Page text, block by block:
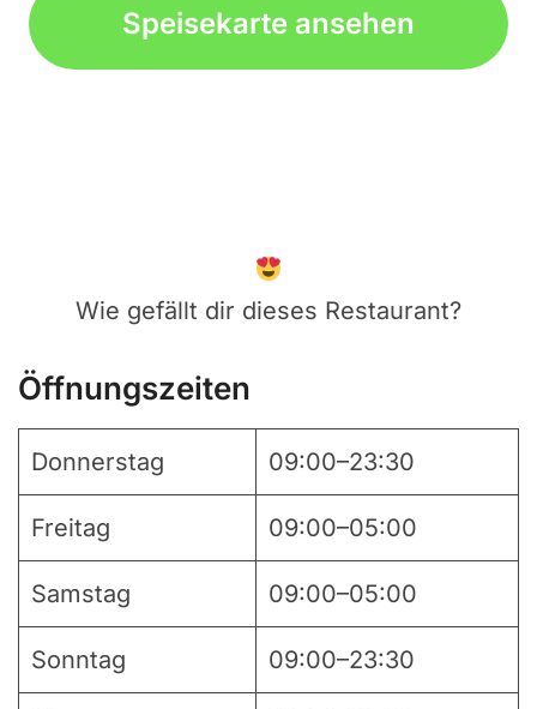
Speisekarte ansehen
Wie gefällt dir dieses Restaurant?
Öffnungszeiten
Donnerstag 09:00–23:30
Freitag 09:00–05:00
Samstag 09:00–05:00
Sonntag 09:00–23:30